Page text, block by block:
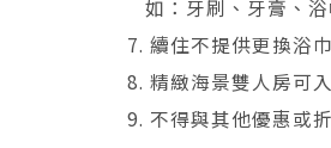
如：牙刷、牙膏、浴
7. 續住不提供更換浴
8. 精緻海景雙人房可
9. 不得與其他優惠或